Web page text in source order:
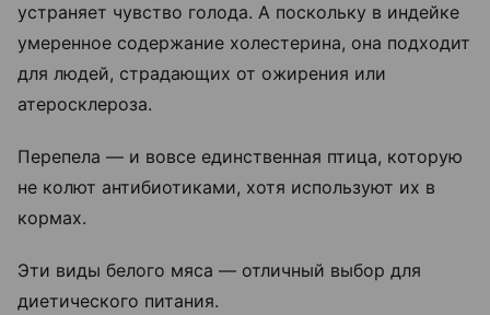
устраняет чувство голода. А поскольку в индейке
умеренное содержание холестерина, она подходит
для людей, страдающих от ожирения или
атеросклероза.
Перепела — и вовсе единственная птица, которую
не колют антибиотиками, хотя используют их в
кормах.
Эти виды белого мяса — отличный выбор для
диетического питания.